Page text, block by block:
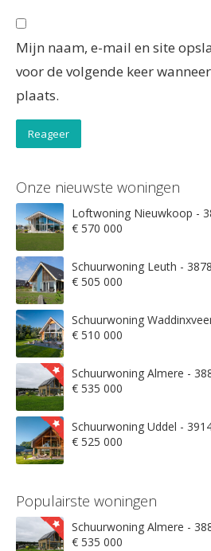
Mijn naam, e-mail en site
voor de volgende keer
plaats.
Onze nieuwste woningen
Loftwoning Nieuwkoop -
€ 570 000
Schuurwoning Leuth - 3878
€ 505 000
Schuurwoning
€ 510 000
Schuurwoning Almere -
€ 535 000
Schuurwoning Uddel -
€ 525 000
Populairste woningen
Schuurwoning Almere -
€ 535 000